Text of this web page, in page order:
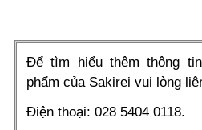
Để tìm hiểu thêm thông
phẩm của Sakirei vui lòng
Điện thoại: 028 5404 0118.